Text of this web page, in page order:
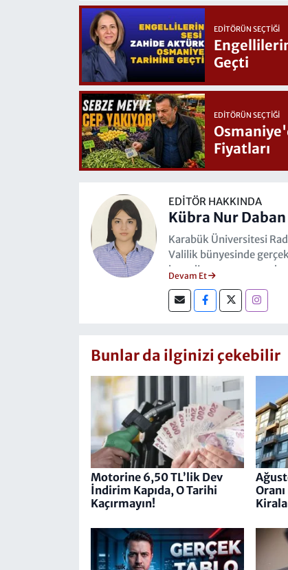
EDITÖRÜN SEÇTIĞI
Geçti
EDITÖRÜN SEÇTIĞI
Osmaniye'de Hafta
Fiyatları
EDITÖR HAKKINDA
Kübra Nur Daban
Karabük Üniversitesi
Valilik bünyesinde
koordinasyonu ve
Devam Et
Bunlar da ilginizi çekebilir
Motorine 6,50 TL’lik Dev
İndirim Kapıda, O Tarihi
Kaçırmayın!